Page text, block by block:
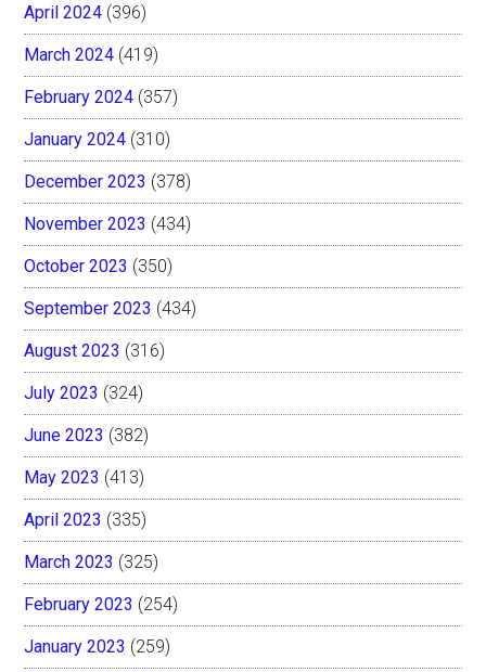
April 2024 (396)
March 2024 (419)
February 2024 (357)
January 2024 (310)
December 2023 (378)
November 2023 (434)
October 2023 (350)
September 2023 (434)
August 2023 (316)
July 2023 (324)
June 2023 (382)
May 2023 (413)
April 2023 (335)
March 2023 (325)
February 2023 (254)
January 2023 (259)